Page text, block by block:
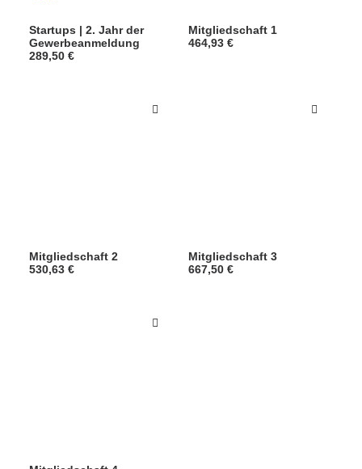
Startups | 2. Jahr der
Gewerbeanmeldung
289,50 €
Mitgliedschaft 1
464,93 €
Mitgliedschaft 2
530,63 €
Mitgliedschaft 3
667,50 €